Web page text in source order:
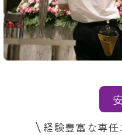
経験豊富な専